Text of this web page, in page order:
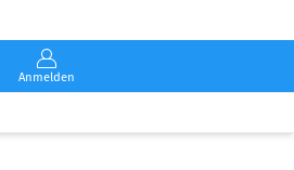
Anmelden